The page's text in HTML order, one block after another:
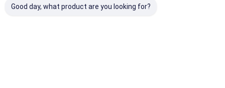
Good day, what product are you looking for?